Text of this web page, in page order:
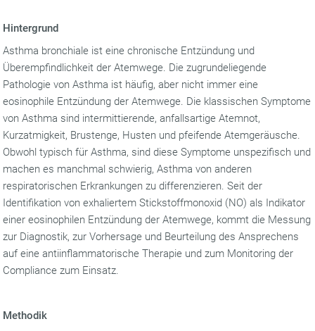
Hintergrund
Asthma bronchiale ist eine chronische Entzündung und
Überempfindlichkeit der Atemwege. Die zugrundeliegende
Pathologie von Asthma ist häufig, aber nicht immer eine
eosinophile Entzündung der Atemwege. Die klassischen Symptome
von Asthma sind intermittierende, anfallsartige Atemnot,
Kurzatmigkeit, Brustenge, Husten und pfeifende Atemgeräusche.
Obwohl typisch für Asthma, sind diese Symptome unspezifisch und
machen es manchmal schwierig, Asthma von anderen
respiratorischen Erkrankungen zu differenzieren. Seit der
Identifikation von exhaliertem Stickstoffmonoxid (NO) als Indikator
einer eosinophilen Entzündung der Atemwege, kommt die Messung
zur Diagnostik, zur Vorhersage und Beurteilung des Ansprechens
auf eine antiinflammatorische Therapie und zum Monitoring der
Compliance zum Einsatz.
Methodik